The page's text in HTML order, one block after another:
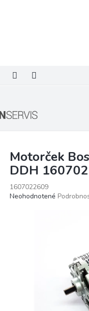
Motorček
DDH
1607022609
Priemerné
Neohodnotené